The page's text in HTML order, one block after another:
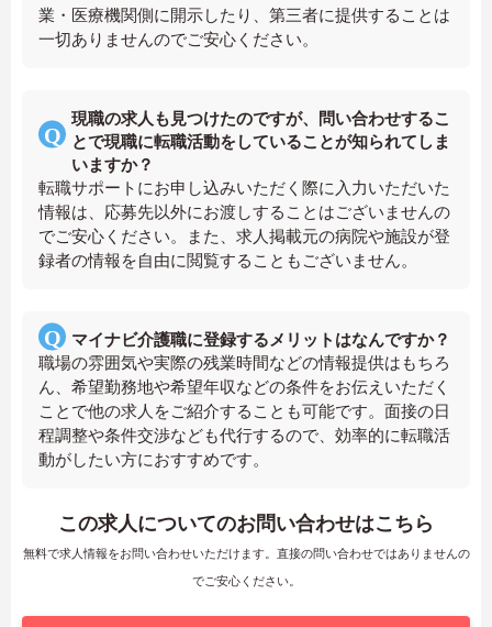
業・医療機関側に開示したり、第三者に提供することは
一切ありませんのでご安心ください。
現職の求人も見つけたのですが、問い合わせするこ
とで現職に転職活動をしていることが知られてしま
いますか？
転職サポートにお申し込みいただく際に入力いただいた
情報は、応募先以外にお渡しすることはございませんの
でご安心ください。また、求人掲載元の病院や施設が登
録者の情報を自由に閲覧することもございません。
マイナビ介護職に登録するメリットはなんですか？
職場の雰囲気や実際の残業時間などの情報提供はもちろ
ん、希望勤務地や希望年収などの条件をお伝えいただく
ことで他の求人をご紹介することも可能です。面接の日
程調整や条件交渉なども代行するので、効率的に転職活
動がしたい方におすすめです。
この求人についてのお問い合わせはこちら
無料で求人情報をお問い合わせいただけます。直接の問い合わせではありませんの
でご安心ください。